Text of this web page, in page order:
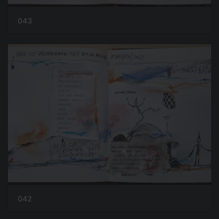
043
042